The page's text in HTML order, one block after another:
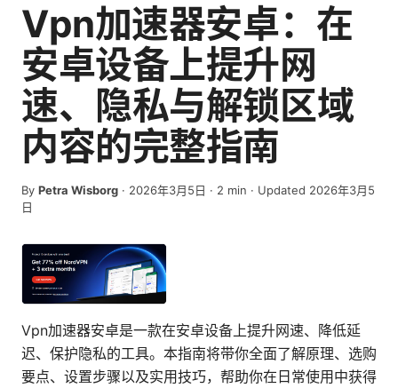
Vpn加速器安卓：在
安卓设备上提升网
速、隐私与解锁区域
内容的完整指南
By Petra Wisborg · 2026年3月5日 · 2 min · Updated 2026年3月5
日
Vpn加速器安卓是一款在安卓设备上提升网速、降低延
迟、保护隐私的工具。本指南将带你全面了解原理、选购
要点、设置步骤以及实用技巧，帮助你在日常使用中获得